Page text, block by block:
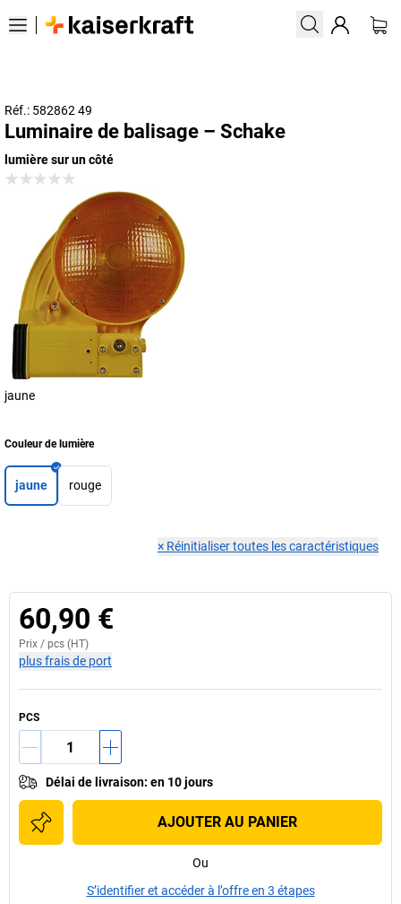
Réf.: 582862 49
Luminaire de balisage – Schake
lumière sur un côté
jaune
Couleur de lumière
jaune rouge
× Réinitialiser toutes les caractéristiques
60,90 €
Prix / pcs (HT)
plus frais de port
PCS
Délai de livraison: en 10 jours
AJOUTER AU PANIER
Ou
S’identifier et accéder à l’offre en 3 étapes